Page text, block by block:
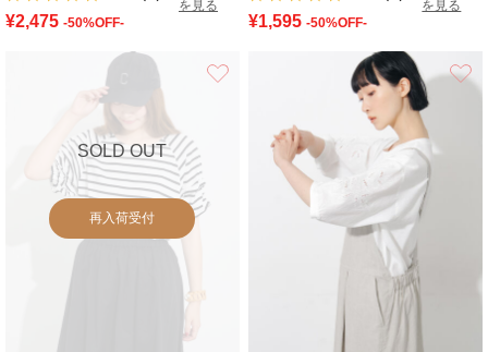
を見る
¥2,475 -50%OFF-
を見る
¥1,595 -50%OFF-
SOLD OUT
再入荷受付